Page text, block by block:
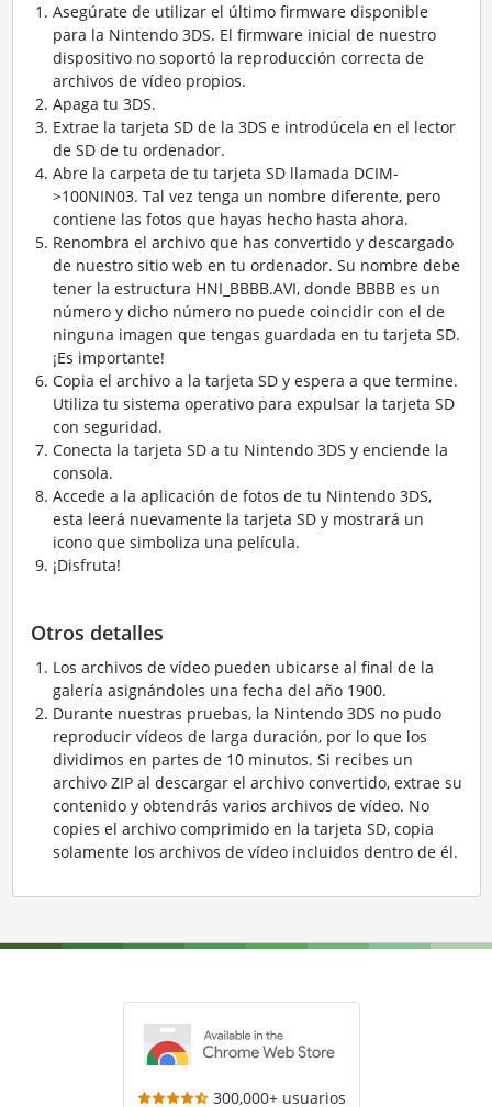
Asegúrate de utilizar el último firmware disponible
para la Nintendo 3DS. El firmware inicial de nuestro
dispositivo no soportó la reproducción correcta de
archivos de vídeo propios.
Apaga tu 3DS.
Extrae la tarjeta SD de la 3DS e introdúcela en el lector
de SD de tu ordenador.
Abre la carpeta de tu tarjeta SD llamada DCIM-
>100NIN03. Tal vez tenga un nombre diferente, pero
contiene las fotos que hayas hecho hasta ahora.
Renombra el archivo que has convertido y descargado
de nuestro sitio web en tu ordenador. Su nombre debe
tener la estructura HNI_BBBB.AVI, donde BBBB es un
número y dicho número no puede coincidir con el de
ninguna imagen que tengas guardada en tu tarjeta SD.
¡Es importante!
Copia el archivo a la tarjeta SD y espera a que termine.
Utiliza tu sistema operativo para expulsar la tarjeta SD
con seguridad.
Conecta la tarjeta SD a tu Nintendo 3DS y enciende la
consola.
Accede a la aplicación de fotos de tu Nintendo 3DS,
esta leerá nuevamente la tarjeta SD y mostrará un
icono que simboliza una película.
¡Disfruta!
Otros detalles
Los archivos de vídeo pueden ubicarse al final de la
galería asignándoles una fecha del año 1900.
Durante nuestras pruebas, la Nintendo 3DS no pudo
reproducir vídeos de larga duración, por lo que los
dividimos en partes de 10 minutos. Si recibes un
archivo ZIP al descargar el archivo convertido, extrae su
contenido y obtendrás varios archivos de vídeo. No
copies el archivo comprimido en la tarjeta SD, copia
solamente los archivos de vídeo incluidos dentro de él.
300,000+ usuarios